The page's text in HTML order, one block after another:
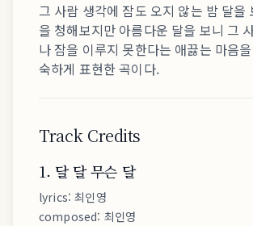
그 사람 생각에 잠도 오지 않는 밤 달을
을 청해보지만 아름다운 달을 보니 그
나 잠을 이루지 못한다는 애끓는 마음
숙하게 표현한 곡이다.
Track Credits
1. 달 달 무슨 달
lyrics:최인영
composed: 최인영